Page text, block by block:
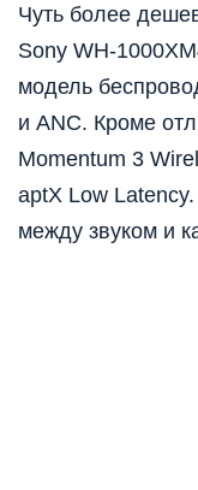
Чуть более
Sony WH-
модель
и ANC. Кроме
Momentum 3
aptX Low
между звуком и